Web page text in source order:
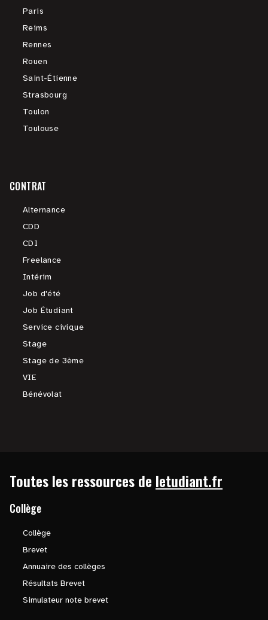
Paris
Reims
Rennes
Rouen
Saint-Étienne
Strasbourg
Toulon
Toulouse
CONTRAT
Alternance
CDD
CDI
Freelance
Intérim
Job d'été
Job Étudiant
Service civique
Stage
Stage de 3ème
VIE
Bénévolat
Toutes les ressources de letudiant.fr
Collège
Collège
Brevet
Annuaire des collèges
Résultats Brevet
Simulateur note brevet